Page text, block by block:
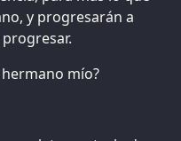
y progresarán a
mío?